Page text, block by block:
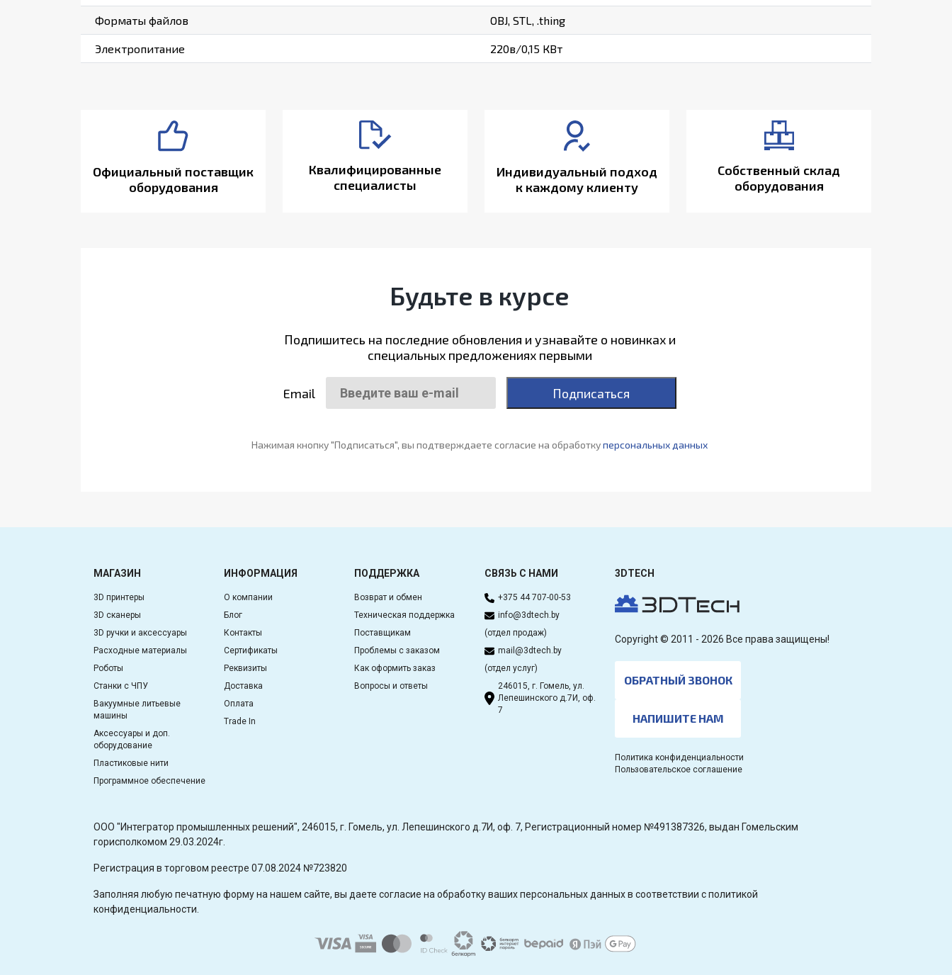
Форматы файлов OBJ, STL, .thing
Электропитание 220в/0,15 КВт
Официальный поставщик
оборудования
Квалифицированные
специалисты
Индивидуальный подход
к каждому клиенту
Собственный склад
оборудования
Будьте в курсе
Подпишитесь на последние обновления и узнавайте о новинках и
специальных предложениях первыми
Email Подписаться
Нажимая кнопку "Подписаться", вы подтверждаете согласие на обработкуперсональных данных
МАГАЗИН
3D принтеры
3D сканеры
3D ручки и аксессуары
Расходные материалы
Роботы
Станки с ЧПУ
Вакуумные литьевые
машины
Аксессуары и доп.
оборудование
Пластиковые нити
Программное обеспечение
ИНФОРМАЦИЯ
О компании
Блог
Контакты
Сертификаты
Реквизиты
Доставка
Оплата
Trade In
ПОДДЕРЖКА
Возврат и обмен
Техническая поддержка
Поставщикам
Проблемы с заказом
Как оформить заказ
Вопросы и ответы
СВЯЗЬ С НАМИ
+375 44 707-00-53
info@3dtech.by
(отдел продаж)
mail@3dtech.by
(отдел услуг)
246015, г. Гомель, ул.
Лепешинского д.7И, оф.
7
3DTECH
Copyright © 2011 - 2026 Все права защищены!
ОБРАТНЫЙ ЗВОНОК
НАПИШИТЕ НАМ
Политика конфиденциальности
Пользовательское соглашение
OOO "Интегратор промышленных решений", 246015, г. Гомель, ул. Лепешинского д.7И, оф. 7, Регистрационный номер №491387326, выдан Гомельским
горисполкомом 29.03.2024г.
Регистрация в торговом реестре 07.08.2024 №723820
Заполняя любую печатную форму на нашем сайте, вы даете согласие на обработку ваших персональных данных в соответствии с политикой
конфиденциальности.